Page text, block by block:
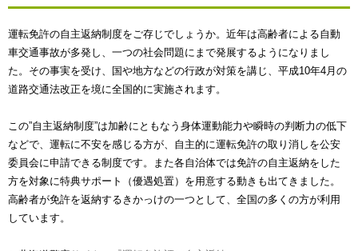
運転免許の自主返納制度をご存じでしょうか。近年は高齢者による自動
車交通事故が多発し、一つの社会問題にまで発展するようになりまし
た。その事実を受け、国や地方などの行政が対策を講じ、平成10年4月の
道路交通法改正を境に全国的に実施されます。
この”自主返納制度”は加齢にともなう身体運動能力や瞬時の判断力の低下
などで、運転に不安を感じる方が、自主的に運転免許の取り消しを公安
委員会に申請できる制度です。また各自治体では免許の自主返納をした
方を対象に特典サポート（優遇処置）を用意する動きも出てきました。
高齢者が免許を返納するきかっけの一つとして、全国の多くの方が利用
しています。